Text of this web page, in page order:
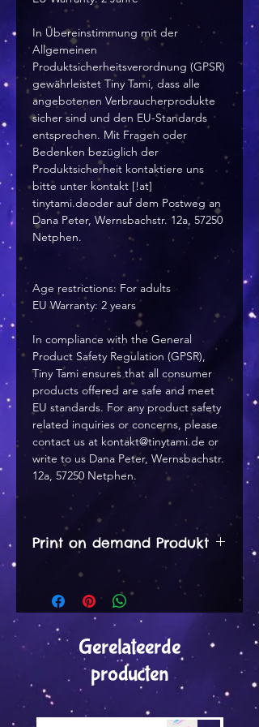
In Übereinstimmung mit der
Allgemeinen
Produktsicherheitsverordnung (GPSR)
gewährleistet Tiny Tami, dass alle
angebotenen Verbraucherprodukte
sicher sind und den EU-Standards
entsprechen. Mit Fragen oder
Bedenken bezüglich der
Produktsicherheit kontaktiere uns
bitte unter kontakt [!at]
tinytami.deoder auf dem Postweg an
Dana Peter, Wernsbachstr. 12a, 57250
Netphen.
Age restrictions: For adults
EU Warranty: 2 years
In compliance with the General
Product Safety Regulation (GPSR),
Tiny Tami ensures that all consumer
products offered are safe and meet
EU standards. For any product safety
related inquiries or concerns, please
contact us at kontakt@tinytami.de or
write to us Dana Peter, Wernsbachstr.
12a, 57250 Netphen.
Print on demand Produkt
Print on Demand aus Lettland
Bearbeitungszeit 3 - 6 Tage
Versandzeit je nach
Bestimmungsland 3 - 6 Tage
Gerelateerde
producten